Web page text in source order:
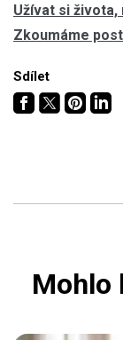
Užívat si
Zkoumáme
Sdílet
Mohlo